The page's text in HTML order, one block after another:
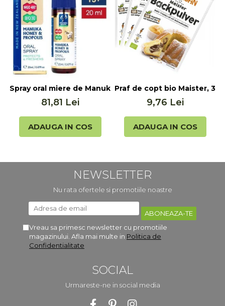
Spray oral miere de Manuka MGO 400+ UMF 13+ cu
81,81 Lei
ADAUGA IN COS
Praf de copt bio Maister,
9,76 Lei
ADAUGA IN COS
NEWSLETTER
Nu rata ofertele si promotiile noastre
Vreau sa primesc newsletter cu promotiile
magazinului. Afla mai multe in Politica de
Confidentialitate
SOCIAL
Urmareste-ne in social media